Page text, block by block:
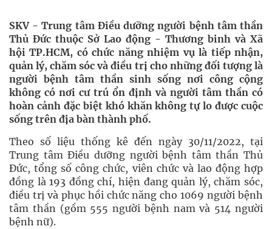
SKV - Trung tâm Điều dưỡng người bệnh tâm thần
Thủ Đức thuộc Sở Lao động - Thương binh và Xã
hội TP.HCM, có chức năng nhiệm vụ là tiếp nhận,
quản lý, chăm sóc và điều trị cho những đối tượng là
người bệnh tâm thần sinh sống nơi công cộng
không có nơi cư trú ổn định và người tâm thần có
hoàn cảnh đặc biệt khó khăn không tự lo được cuộc
sống trên địa bàn thành phố.
Theo số liệu thống kê đến ngày 30/11/2022, tại
Trung tâm Điều dưỡng người bệnh tâm thần Thủ
Đức, tổng số công chức, viên chức và lao động hợp
đồng là 193 đồng chí, hiện đang quản lý, chăm sóc,
điều trị và phục hồi chức năng cho 1069 người bệnh
tâm thần (gồm 555 người bệnh nam và 514 người
bệnh nữ).